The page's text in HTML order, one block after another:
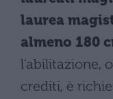
laurea
almeno 180
l’abilitazione,
crediti, è